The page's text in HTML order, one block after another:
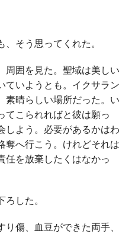
そう思ってくれた。
囲を見た。聖域は美しい
ていようとも。イクサラン
素晴らしい場所だった。い
てこられればと彼は願っ
しよう。必要があるかはわ
奪へ行こう。けれどそれは
任を放棄したくはなかっ
した。
傷、血豆ができた両手、